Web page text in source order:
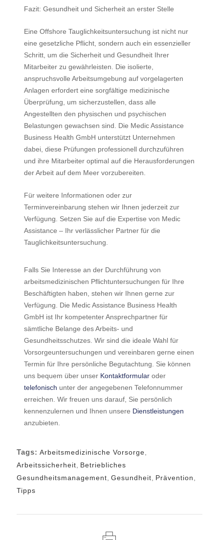
Fazit: Gesundheit und Sicherheit an erster Stelle
Eine Offshore Tauglichkeitsuntersuchung ist nicht nur
eine gesetzliche Pflicht, sondern auch ein essenzieller
Schritt, um die Sicherheit und Gesundheit Ihrer
Mitarbeiter zu gewährleisten. Die isolierte,
anspruchsvolle Arbeitsumgebung auf vorgelagerten
Anlagen erfordert eine sorgfältige medizinische
Überprüfung, um sicherzustellen, dass alle
Angestellten den physischen und psychischen
Belastungen gewachsen sind. Die Medic Assistance
Business Health GmbH unterstützt Unternehmen
dabei, diese Prüfungen professionell durchzuführen
und ihre Mitarbeiter optimal auf die Herausforderungen
der Arbeit auf dem Meer vorzubereiten.
Für weitere Informationen oder zur
Terminvereinbarung stehen wir Ihnen jederzeit zur
Verfügung. Setzen Sie auf die Expertise von Medic
Assistance – Ihr verlässlicher Partner für die
Tauglichkeitsuntersuchung.
Falls Sie Interesse an der Durchführung von
arbeitsmedizinischen Pflichtuntersuchungen für Ihre
Beschäftigten haben, stehen wir Ihnen gerne zur
Verfügung. Die Medic Assistance Business Health
GmbH ist Ihr kompetenter Ansprechpartner für
sämtliche Belange des Arbeits- und
Gesundheitsschutzes. Wir sind die ideale Wahl für
Vorsorgeuntersuchungen und vereinbaren gerne einen
Termin für Ihre persönliche Begutachtung. Sie können
uns bequem über unser Kontaktformularoder
telefonisch unter der angegebenen Telefonnummer
erreichen. Wir freuen uns darauf, Sie persönlich
kennenzulernen und Ihnen unsere Dienstleistungen
anzubieten.
Tags: Arbeitsmedizinische Vorsorge
Arbeitssicherheit
Betriebliches
Gesundheitsmanagement Gesundheit Prävention
Tipps